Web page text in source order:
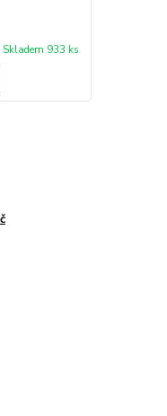
Skladem 933 ks